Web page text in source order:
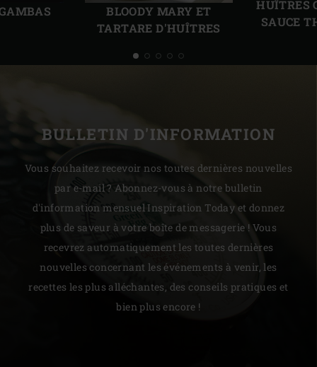
BLOODY MARY ET
TARTARE D'HUÎTRES
HUÎTRES
SAUCE
BULLETIN D'INFORMATION
Vous souhaitez recevoir nos toutes dernières nouvelles
par e-mail ? Abonnez-vous à notre bulletin
d'information mensuel Inspiration Today et donnez
plus de saveur à votre boîte de messagerie ! Vous
recevrez automatiquement les toutes dernières
nouvelles concernant les événements à venir, les
recettes les plus alléchantes, des conseils pratiques et
bien plus encore !